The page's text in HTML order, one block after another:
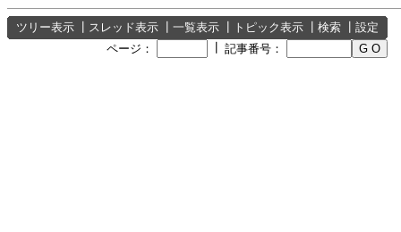
ツリー表示 スレッド表示 一覧表示 トピック表示 検索
設定
ページ：
記事番号：